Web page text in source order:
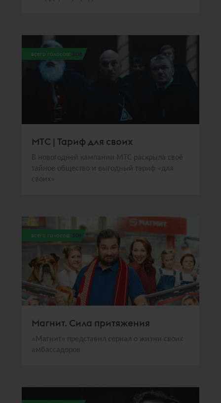
всего голосов: 306
МТС | Тариф для своих
В новогодней кампании МТС раскрыла своё
тайное общество и выгодный тариф «для
своих»
всего голосов: 301
Магнит. Сила притяжения
«Магнит» представил сериал о жизни своих
амбассадоров